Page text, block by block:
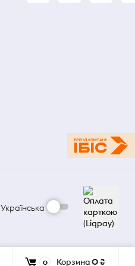
Українська
0 Корзина0 ₴